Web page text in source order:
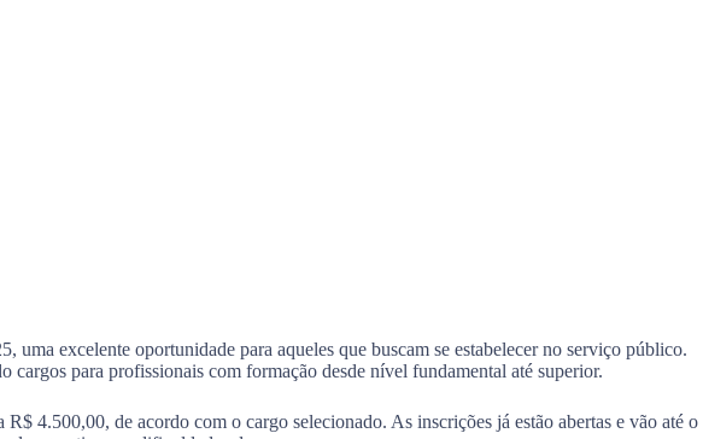
excelente oportunidade para aqueles que buscam se estabelecer no serviço público.
para profissionais com formação desde nível fundamental até superior.
4.500,00, de acordo com o cargo selecionado. As inscrições já estão abertas e vão até o